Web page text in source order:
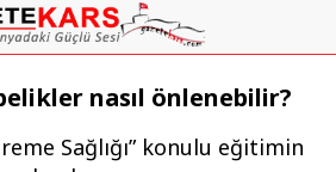
nasıl önlenebilir?
Sağlığı” konulu eğitimin